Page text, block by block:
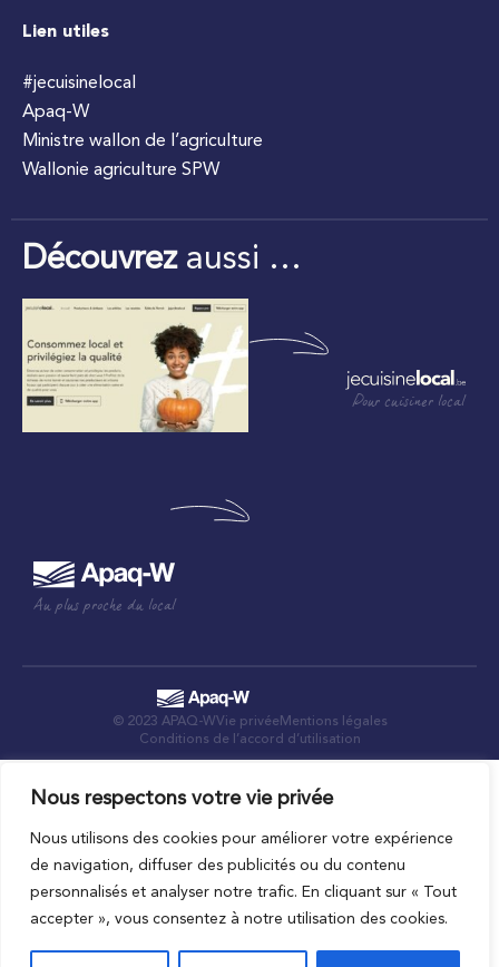
Nous respectons votre vie privée
Nous utilisons des cookies pour améliorer votre expérience
de navigation, diffuser des publicités ou du contenu
personnalisés et analyser notre trafic. En cliquant sur « Tout
accepter », vous consentez à notre utilisation des cookies.
Lien utiles
#jecuisinelocal
Apaq-W
Ministre wallon de l’agriculture
Wallonie agriculture SPW
Découvrezaussi …
Pour cuisiner local
Au plus proche du local
© 2023 APAQ-WVie privée Mentions légales
Conditions de l’accord d’utilisation